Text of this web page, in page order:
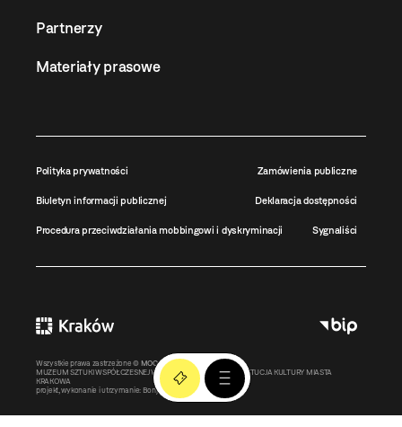
Partnerzy
Materiały prasowe
Polityka prywatności Zamówienia publiczne
Biuletyn informacji publicznej Deklaracja dostępności
Procedura przeciwdziałania mobbingowi i dyskryminacji Sygnaliści
Wszystkie prawa zastrzeżone © MOCAK2011-2026
MUZEUM SZTUKI WSPÓŁCZESNEJ W KRAKOWIE MOCAK – INSTYTUCJA KULTURY MIASTA
KRAKOWA
projekt, wykonanie i utrzymanie: Bonjour.pl